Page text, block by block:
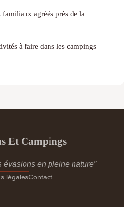
agréés près de la
à faire dans les campings
Et Campings
évasions en pleine nature”
légalesContact